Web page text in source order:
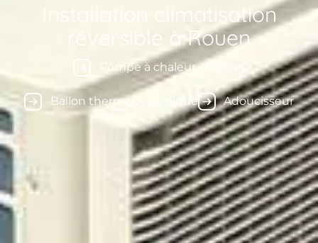
Installation climatisation
réversible à Rouen
Pompe à chaleur Air / Eau
Ballon thermodynamique Adoucisseur